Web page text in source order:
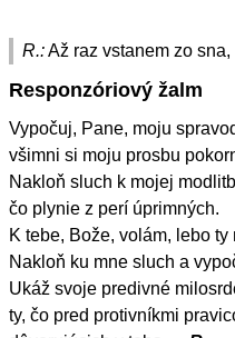
R.:Až raz vstanem zo
Responzóriový žalm
Vypočuj, Pane, moju
všimni si moju prosbu
Nakloň sluch k mojej
čo plynie z perí úprimných.
K tebe, Bože, volám, lebo ty
Nakloň ku mne sluch a
Ukáž svoje predivné
ty, čo pred protivníkmi